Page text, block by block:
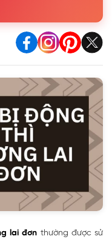
lai đơn
có đáp án chi tiết
lai đơn thường được sử